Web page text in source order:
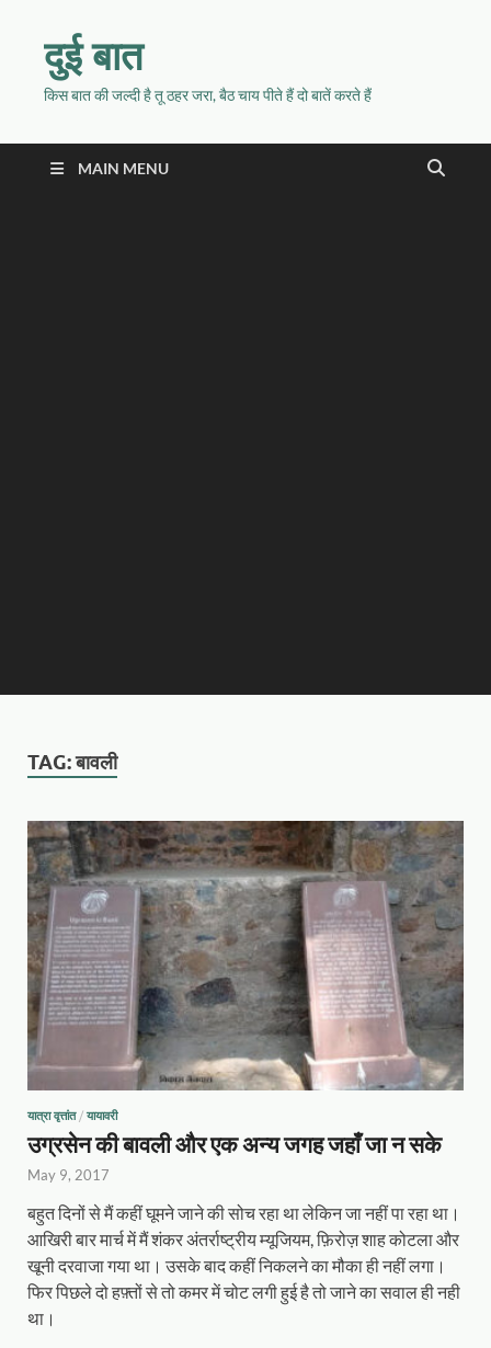
दुई बात
किस बात की जल्दी है तू ठहर जरा, बैठ चाय पीते हैं दो बातें करते हैं
MAIN MENU
TAG:बावली
यात्रा वृत्तांत/ यायावरी
उग्रसेन की बावली और एक अन्य जगह जहाँ जा न सके
May 9, 2017
बहुत दिनों से मैं कहीं घूमने जाने की सोच रहा था लेकिन जा नहीं पा रहा था।
आखिरी बार मार्च में मैं शंकर अंतर्राष्ट्रीय म्यूजियम, फ़िरोज़ शाह कोटला और
खूनी दरवाजा गया था। उसके बाद कहीं निकलने का मौका ही नहीं लगा।
फिर पिछले दो हफ़्तों से तो कमर में चोट लगी हुई है तो जाने का सवाल ही नही
था।